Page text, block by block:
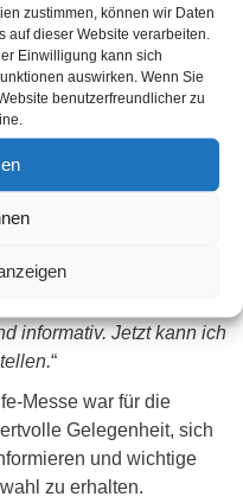
zustimmen, können wir Daten
dieser Website verarbeiten.
Einwilligung kann sich
auswirken. Wenn Sie
benutzerfreundlicher zu
der
endl
iche
n
gefallen, dass
sprechen konnte
vorher noch nie gehört
informativ. Jetzt kann ich
“
Messe war für die
Gelegenheit, sich
und wichtige
zu erhalten.